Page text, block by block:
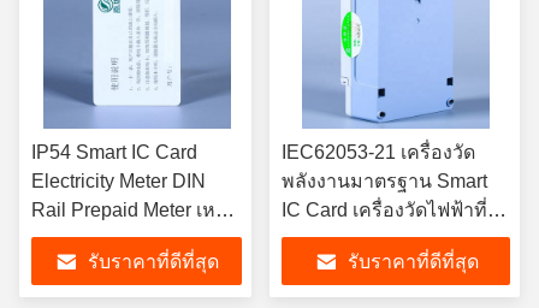
IP54 Smart IC Card
Electricity Meter DIN
Rail Prepaid Meter เห
มาะสําหรับการติดตาม
การใช้งานไฟฟ้าและการ
ชําระเงินที่แม่นยํา
รับราคาที่ดีที่สุด
IEC62053-21 เครื่องวัด
พลังงานมาตรฐาน Smart
IC Card เครื่องวัดไฟฟ้าที่
ออกแบบมาเพื่อการทํางาน
ในระบบไฟฟ้าต่าง ๆ
รับราคาที่ดีที่สุด